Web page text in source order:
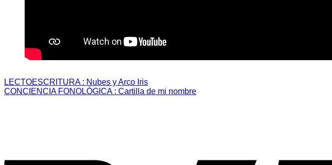
LECTOESCRITURA : Nubes y Arco Iris
CONCIENCIA FONOLÓGICA : Cartilla de mi nombre